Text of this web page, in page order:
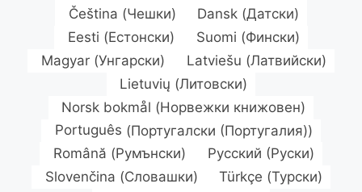
Čeština (Чешки) Dansk (Датски)
Eesti (Естонски) Suomi (Фински)
Magyar (Унгарски) Latviešu (Латвийски)
Lietuvių (Литовски)
Norsk bokmål (Норвежки книжовен)
Português (Португалски (Португалия))
Română (Румънски) Русский (Руски)
Slovenčina (Словашки) Türkçe (Турски)